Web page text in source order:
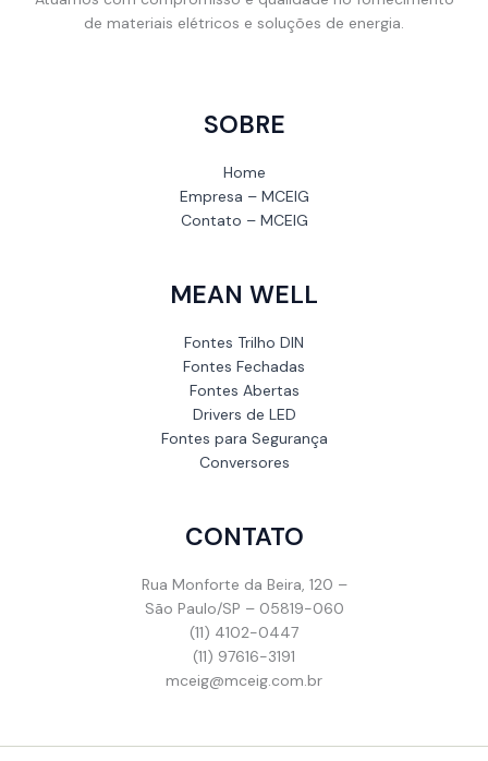
de materiais elétricos e soluções de energia.
SOBRE
Home
Empresa – MCEIG
Contato – MCEIG
MEAN WELL
Fontes Trilho DIN
Fontes Fechadas
Fontes Abertas
Drivers de LED
Fontes para Segurança
Conversores
CONTATO
Rua Monforte da Beira, 120 –
São Paulo/SP – 05819-060
(11) 4102-0447
(11) 97616-3191
mceig@mceig.com.br